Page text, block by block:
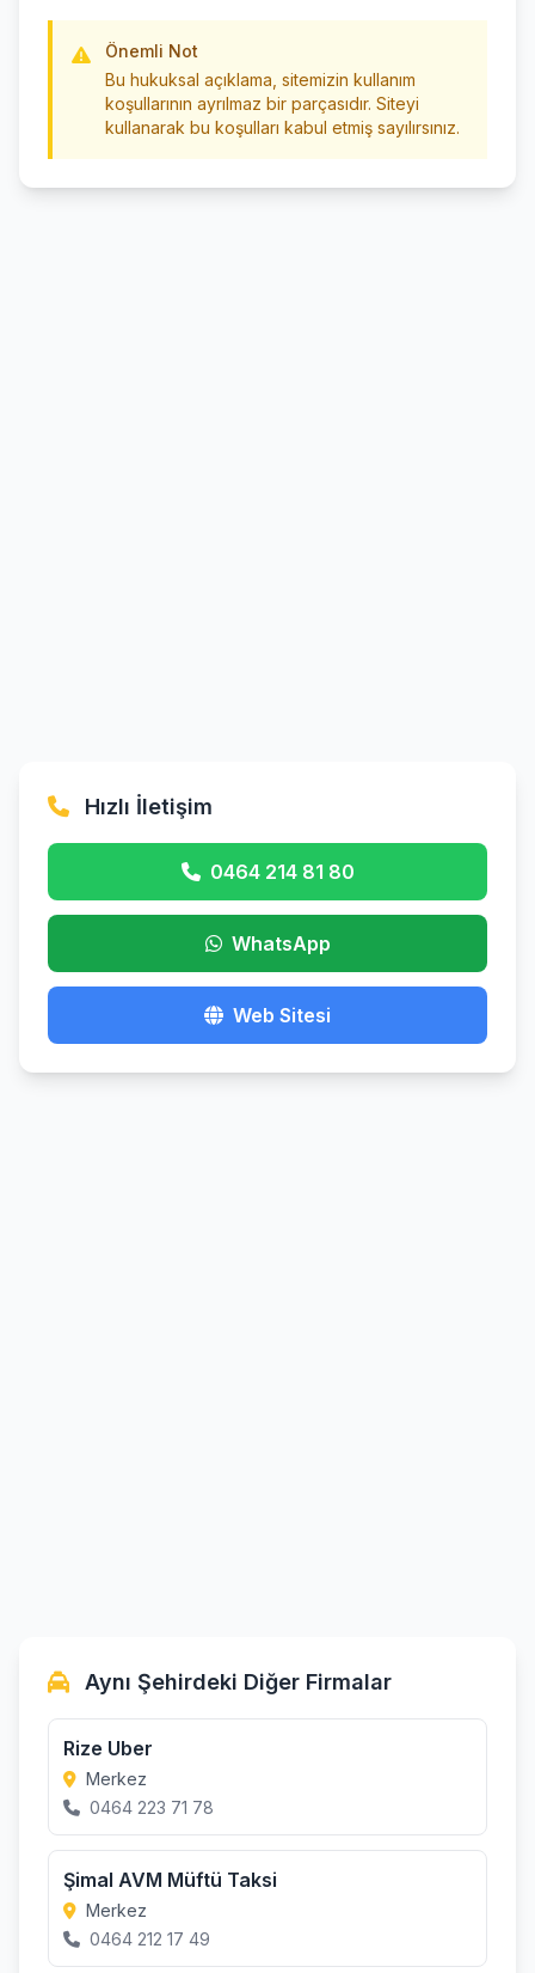
Önemli Not
Bu hukuksal açıklama, sitemizin kullanım
koşullarının ayrılmaz bir parçasıdır. Siteyi
kullanarak bu koşulları kabul etmiş sayılırsınız.
Hızlı İletişim
0464 214 81 80
WhatsApp
Web Sitesi
Aynı Şehirdeki Diğer Firmalar
Rize Uber
Merkez
0464 223 71 78
Şimal AVM Müftü Taksi
Merkez
0464 212 17 49